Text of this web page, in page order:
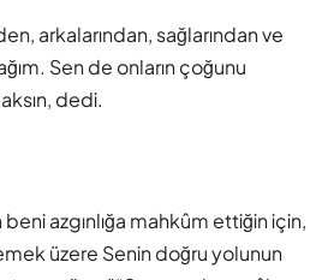
arkalarından, sağlarından ve
Sen de onların çoğunu
dedi.
azgınlığa mahkûm ettiğin için,
üzere Senin doğru yolunun